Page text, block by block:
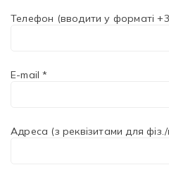
Про
Телефон (вводити у форматі
E-mail *
Адреса (з реквізитами для